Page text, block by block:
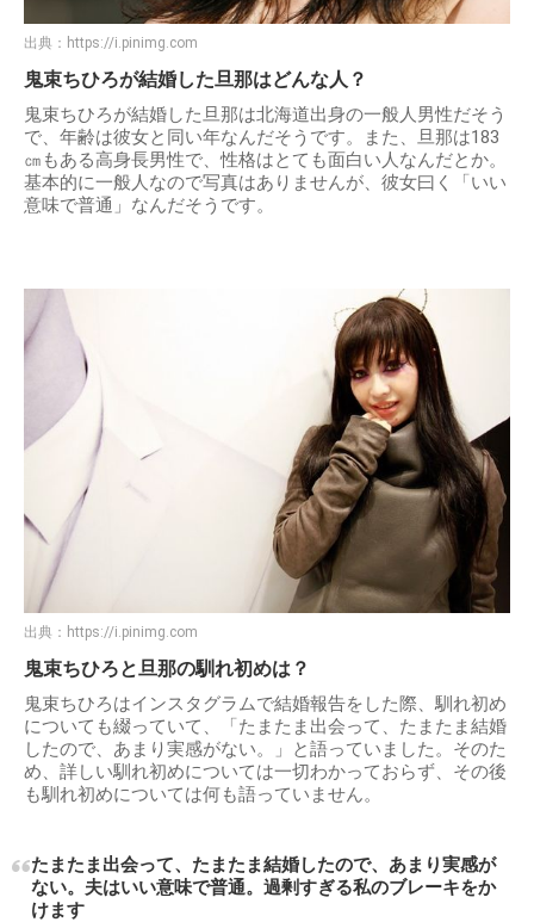
出典： https://i.pinimg.com
鬼束ちひろが結婚した旦那はどんな人？
鬼束ちひろが結婚した旦那は北海道出身の一般人男性だそう
で、年齢は彼女と同い年なんだそうです。また、旦那は183
㎝もある高身長男性で、性格はとても面白い人なんだとか。
基本的に一般人なので写真はありませんが、彼女曰く「いい
意味で普通」なんだそうです。
出典： https://i.pinimg.com
鬼束ちひろと旦那の馴れ初めは？
鬼束ちひろはインスタグラムで結婚報告をした際、馴れ初め
についても綴っていて、「たまたま出会って、たまたま結婚
したので、あまり実感がない。」と語っていました。そのた
め、詳しい馴れ初めについては一切わかっておらず、その後
も馴れ初めについては何も語っていません。
たまたま出会って、たまたま結婚したので、あまり実感が
ない。夫はいい意味で普通。過剰すぎる私のブレーキをか
けます